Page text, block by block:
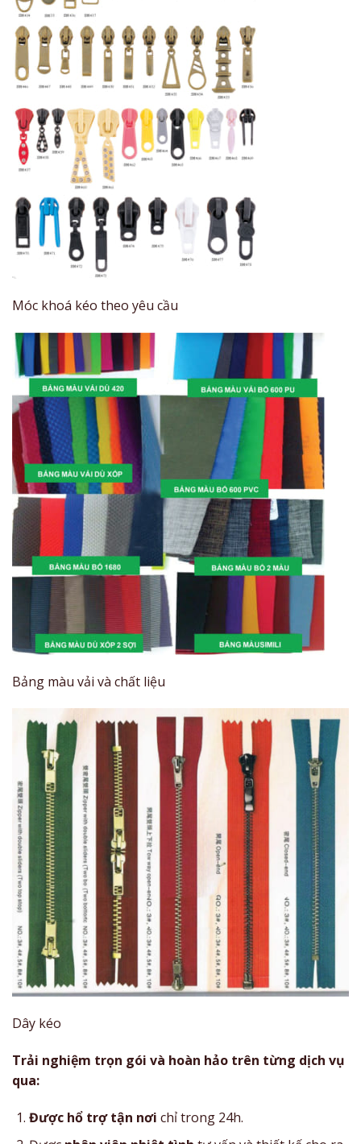
Móc khoá kéo theo yêu cầu
Bảng màu vải và chất liệu
Dây kéo
Trải nghiệm trọn gói và hoàn hảo trên từng dịch vụ
qua:
Được hổ trợ tận nơi chỉ trong 24h.